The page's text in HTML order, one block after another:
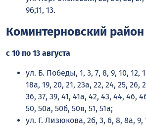
9б,11, 13.
Коминтерновский район
с 10 по 13 августа
ул. Б. Победы, 1, 3, 7, 8, 9, 10, 12,
18а, 19, 20, 21, 23а, 22, 24, 25, 26,
36, 37, 39, 41, 41а, 42, 43, 44, 46,
50, 50а, 50б, 50в, 51, 51а;
ул. Г. Лизюкова, 2б, 3, 6, 8, 8а, 9,